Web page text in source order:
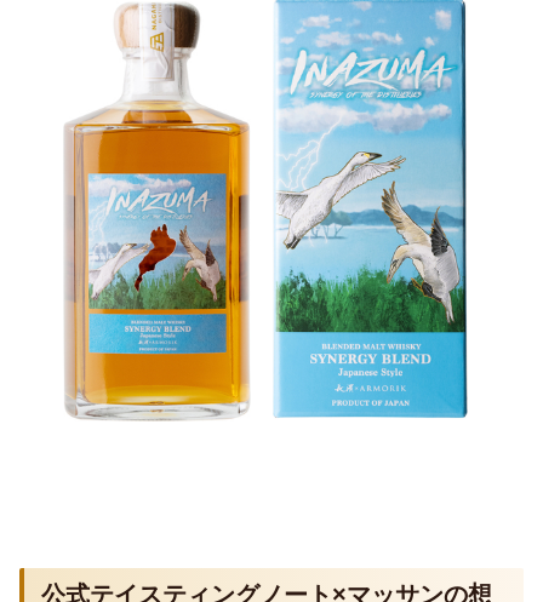
公式テイスティングノート×マッサンの想